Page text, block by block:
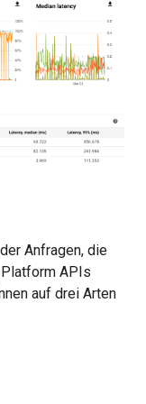
Anfragen, die
APIs
auf drei Arten